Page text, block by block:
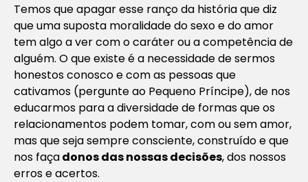
Temos que apagar esse ranço da história que diz
que uma suposta moralidade do sexo e do amor
tem algo a ver com o caráter ou a competência de
alguém. O que existe é a necessidade de sermos
honestos conosco e com as pessoas que
cativamos (pergunte ao Pequeno Príncipe), de nos
educarmos para a diversidade de formas que os
relacionamentos podem tomar, com ou sem amor,
mas que seja sempre consciente, construído e que
nos façadonos das nossas decisões, dos nossos
erros e acertos.